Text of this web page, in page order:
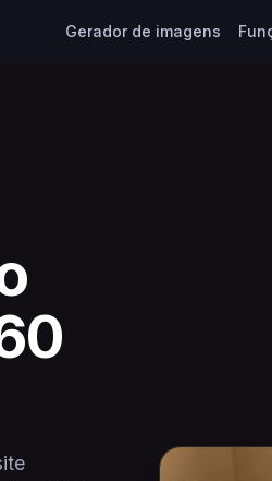
Gerador de imagens